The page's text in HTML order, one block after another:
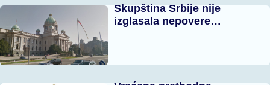
Skupština Srbije nije
izglasala nepovere…